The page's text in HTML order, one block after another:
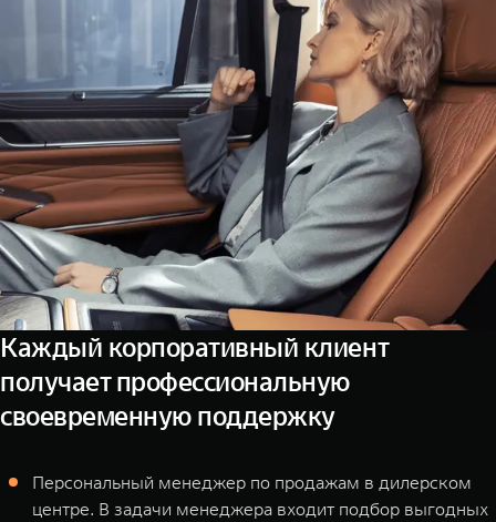
Каждый корпоративный клиент
получает профессиональную
своевременную поддержку
Персональный менеджер по продажам в дилерском
центре. В задачи менеджера входит подбор выгодных